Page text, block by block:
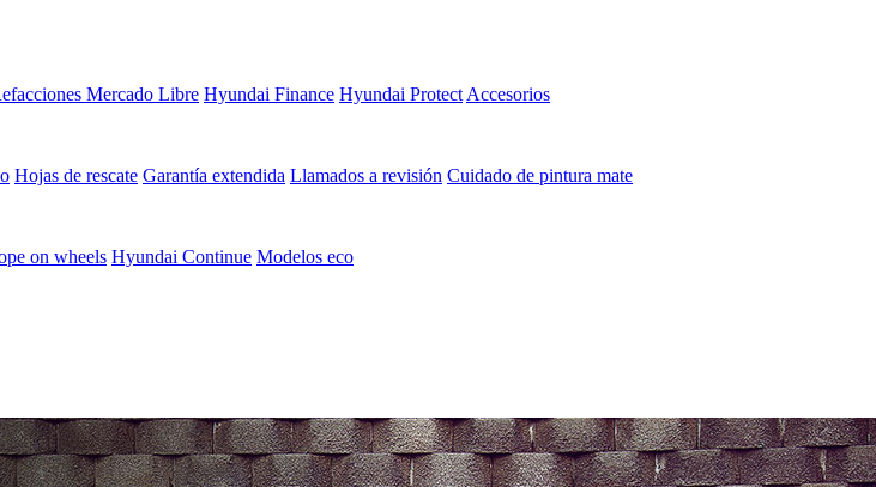
Mercado Libre Hyundai Finance Hyundai Protect Accesorios
Hojas de rescate Garantía extendida Llamados a revisión Cuidado de pintura mate⁠
on wheels Hyundai Continue Modelos eco